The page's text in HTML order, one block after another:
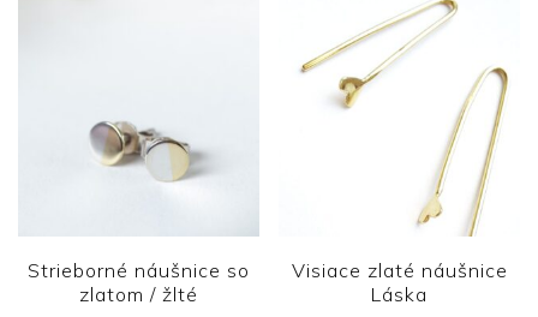
Strieborné náušnice so
zlatom / žlté
Visiace zlaté náušnice
Láska